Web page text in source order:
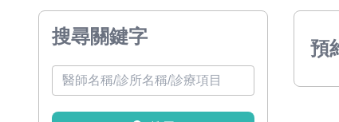
搜尋關鍵字
預